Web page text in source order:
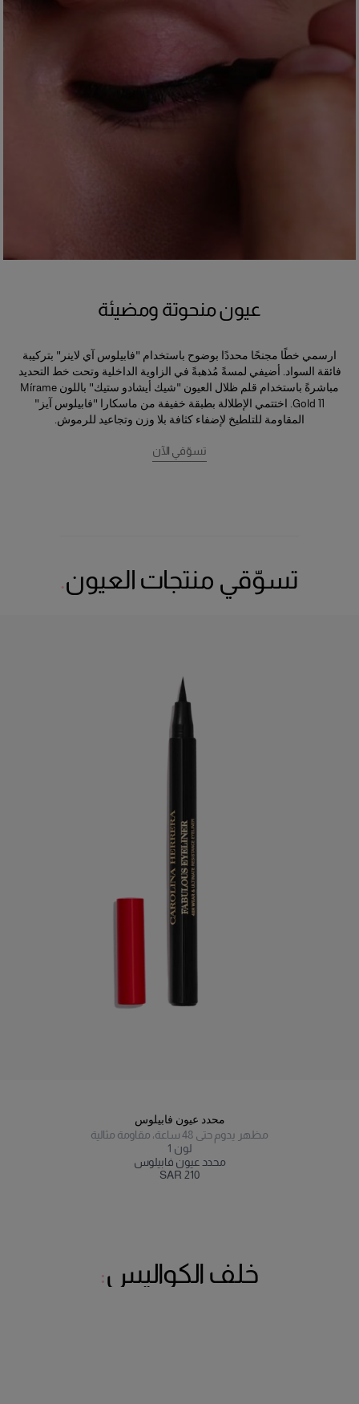
عيون منحوتة ومضيئة
ارسمي خطًا مجنحًا محددًا بوضوح باستخدام "فابيلوس آي لاينر" بتركيبة
فائقة السواد. أضيفي لمسةً مُذهبةً في الزاوية الداخلية وتحت خط التحديد
مباشرةً باستخدام قلم ظلال العيون
"شيك أيشادو ستيك" باللون Mírame
Gold 11. اختتمي الإطلالة بطبقة خفيفة من ماسكارا "فابيلوس آيز"
المقاومة للتلطيخ لإضفاء كثافة بلا وزن وتجاعيد للرموش.
تسوّقي الآن
تسوّقي منتجات العيون
محدد عيون فابيلوس
مظهر يدوم حتى 48 ساعة، مقاومة مثالية
1 لون
محدد عيون فابيلوس
SAR 210
خلف الكواليس: